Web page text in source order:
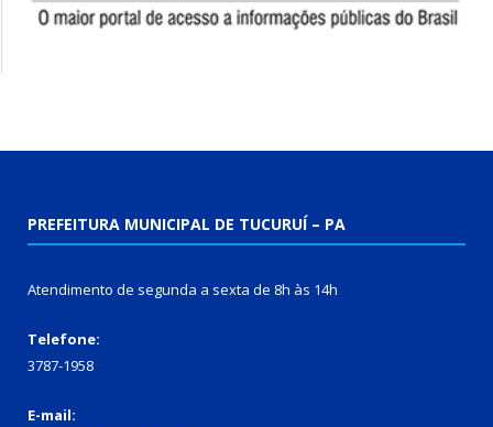
PREFEITURA MUNICIPAL DE TUCURUÍ – PA
Atendimento de segunda a sexta de 8h às 14h
Telefone:
3787-1958
E-mail: